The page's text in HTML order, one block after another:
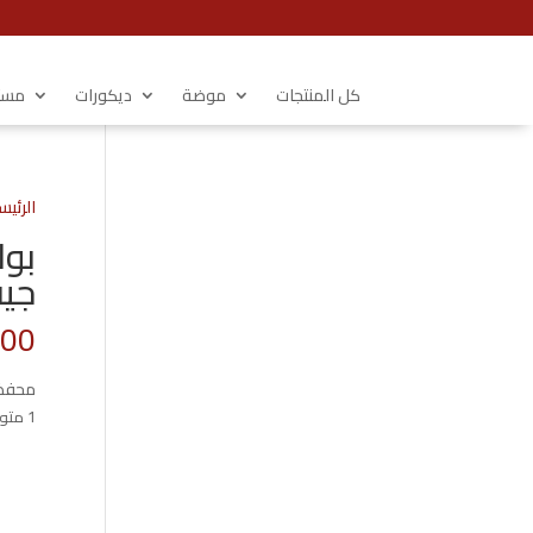
كل المنتجات موضة ديكورات
جيب
محفظة
1 متوفر في المخزون